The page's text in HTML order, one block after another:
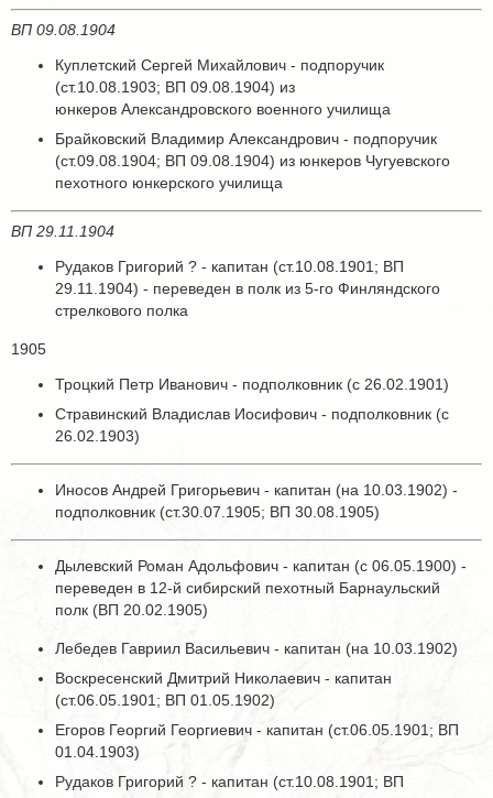
ВП 09.08.1904
Куплетский Сергей Михайлович - подпоручик
(ст.10.08.1903; ВП 09.08.1904) из
юнкеров Александровского военного училища
Брайковский Владимир Александрович - подпоручик
(ст.09.08.1904; ВП 09.08.1904) из юнкеров Чугуевского
пехотного юнкерского училища
ВП 29.11.1904
Рудаков Григорий ? - капитан (ст.10.08.1901; ВП
29.11.1904) - переведен в полк из 5-го Финляндского
стрелкового полка
1905
Троцкий Петр Иванович - подполковник (с 26.02.1901)
Стравинский Владислав Иосифович - подполковник (с
26.02.1903)
Иносов Андрей Григорьевич - капитан (на 10.03.1902) -
подполковник (ст.30.07.1905; ВП 30.08.1905)
Дылевский Роман Адольфович - капитан (с 06.05.1900) -
переведен в 12-й сибирский пехотный Барнаульский
полк (ВП 20.02.1905)
Лебедев Гавриил Васильевич - капитан (на 10.03.1902)
Воскресенский Дмитрий Николаевич - капитан
(ст.06.05.1901; ВП 01.05.1902)
Егоров Георгий Георгиевич - капитан (ст.06.05.1901; ВП
01.04.1903)
Рудаков Григорий ? - капитан (ст.10.08.1901; ВП